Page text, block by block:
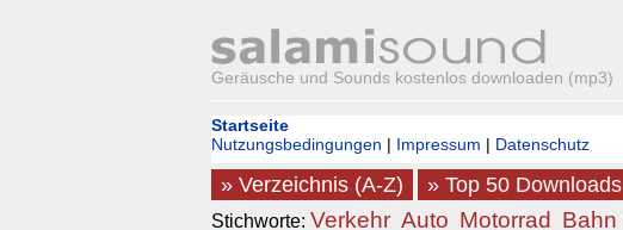
Geräusche und Sounds kostenlos downloaden (mp3)
Startseite
Nutzungsbedingungen | Impressum | Datenschutz
» Verzeichnis (A-Z) » Top 50 Downloads
Stichworte: Verkehr Auto Motorrad Bahn